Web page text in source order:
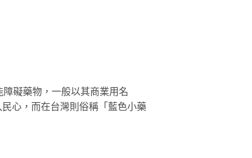
礙藥物，一般以其商業用名
心，而在台灣則俗稱「藍色小藥